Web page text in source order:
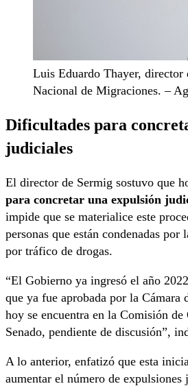
Luis Eduardo Thayer, director
Nacional de Migraciones. –
Dificultades para
judiciales
El director de Sermig sostuvo que
para concretar una expulsión
impide que se materialice este
personas que están condenadas por
por tráfico de drogas.
“El Gobierno ya ingresó el año
que ya fue aprobada por la Cámara
hoy se encuentra en la Comisión
Senado, pendiente de discusión”,
A lo anterior, enfatizó que esta
aumentar el número de